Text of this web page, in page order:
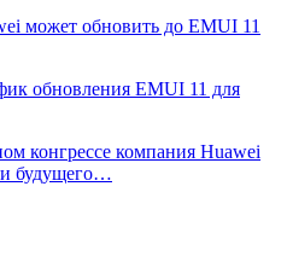
может обновить до EMUI 11
обновления EMUI 11 для
конгрессе компания Huawei
будущего…